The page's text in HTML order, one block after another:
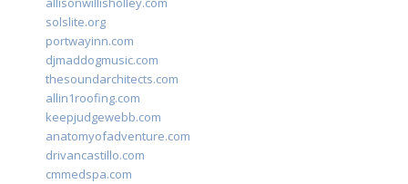
solslite.org
portwayinn.com
djmaddogmusic.com
thesoundarchitects.com
allin1roofing.com
keepjudgewebb.com
anatomyofadventure.com
drivancastillo.com
cmmedspa.com